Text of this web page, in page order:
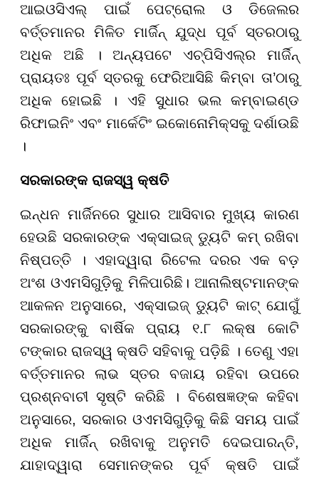
ଆଇଓସିଏଲ୍ ପାଇଁ ପେଟ୍ରୋଲ ଓ ଡିଜେଲର
ବର୍ତ୍ତମାନର ମିଳିତ ମାର୍ଜିନ୍ ଯୁଦ୍ଧ ପୂର୍ବ ସ୍ତରଠାରୁ
ଅଧିକ ଅଛି । ଅନ୍ୟପଟେ ଏଚ୍ପିସିଏଲ୍ର ମାର୍ଜିନ୍
ପ୍ରାୟତଃ ପୂର୍ବ ସ୍ତରକୁ ଫେରିଆସିଛି କିମ୍ବା ତା’ଠାରୁ
ଅଧିକ ହୋଇଛି । ଏହି ସୁଧାର ଭଲ କମ୍ବାଇଣ୍ଡ
ରିଫାଇନିଂ ଏବଂ ମାର୍କେଟିଂ ଇକୋନୋମିକ୍ସକୁ ଦର୍ଶାଉଛି
।
ସରକାରଙ୍କ ରାଜସ୍ୱ କ୍ଷତି
ଇନ୍ଧନ ମାର୍ଜିନରେ ସୁଧାର ଆସିବାର ମୁଖ୍ୟ କାରଣ
ହେଉଛି ସରକାରଙ୍କ ଏକ୍ସାଇଜ୍ ଡ୍ୟୁଟି କମ୍ ରଖିବା
ନିଷ୍ପତ୍ତି । ଏହାଦ୍ୱାରା ରିଟେଲ ଦରର ଏକ ବଡ଼
ଅଂଶ ଓଏମସିଗୁଡ଼ିକୁ ମିଳିପାରିଛି। ଆନାଲିଷ୍ଟମାନଙ୍କ
ଆକଳନ ଅନୁସାରେ, ଏକ୍ସାଇଜ୍ ଡ୍ୟୁଟି କାଟ୍ ଯୋଗୁଁ
ସରକାରଙ୍କୁ ବାର୍ଷିକ ପ୍ରାୟ ୧.୮ ଲକ୍ଷ କୋଟି
ଟଙ୍କାର ରାଜସ୍ୱ କ୍ଷତି ସହିବାକୁ ପଡ଼ିଛି । ତେଣୁ ଏହା
ବର୍ତ୍ତମାନର ଲାଭ ସ୍ତର ବଜାୟ ରହିବା ଉପରେ
ପ୍ରଶ୍ନବାଚୀ ସୃଷ୍ଟି କରିଛି । ବିଶେଷଜ୍ଞଙ୍କ କହିବା
ଅନୁସାରେ, ସରକାର ଓଏମସିଗୁଡ଼ିକୁ କିଛି ସମୟ ପାଇଁ
ଅଧିକ ମାର୍ଜିନ୍ ରଖିବାକୁ ଅନୁମତି ଦେଇପାରନ୍ତି,
ଯାହାଦ୍ୱାରା ସେମାନଙ୍କର ପୂର୍ବ କ୍ଷତି ପାଇଁ